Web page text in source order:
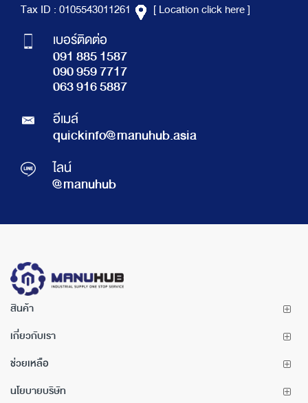
Tax ID : 0105543011261
[ Location click here ]
เบอร์ติดต่อ
091 885 1587
090 959 7717
063 916 5887
อีเมล์
quickinfo@manuhub.asia
ไลน์
@manuhub
สินค้า
เกี่ยวกับเรา
ช่วยเหลือ
นโยบายบริษัท